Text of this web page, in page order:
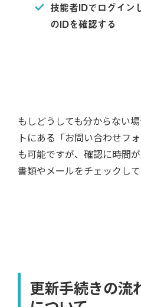
技能者IDでログイン
のIDを確認する
もしどうしても分からない
トにある「お問い合わせフ
も可能ですが、確認に時間
書類やメールをチェックして
更新手続きの流